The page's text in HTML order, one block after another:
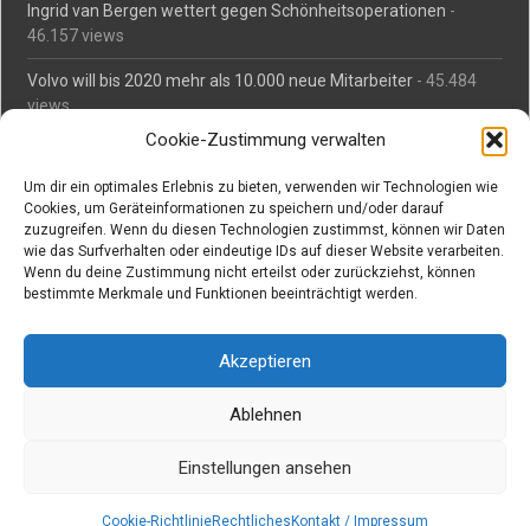
Cookie-Zustimmung verwalten
Um dir ein optimales Erlebnis zu bieten, verwenden wir Technologien wie
Cookies, um Geräteinformationen zu speichern und/oder darauf
zuzugreifen. Wenn du diesen Technologien zustimmst, können wir Daten
wie das Surfverhalten oder eindeutige IDs auf dieser Website verarbeiten.
Wenn du deine Zustimmung nicht erteilst oder zurückziehst, können
bestimmte Merkmale und Funktionen beeinträchtigt werden.
Akzeptieren
Ablehnen
Einstellungen ansehen
Cookie-RichtlinieRechtliches Kontakt / Impressum
Ingrid van Bergen wettert gegen Schönheitsoperationen -
46.157 views
Volvo will bis 2020 mehr als 10.000 neue Mitarbeiter - 45.484
views
Mäßiges Interesse an Daimlers MBtech- 44.713 views
O-Ton: Wer muss Schaden für abgedriftete Silvesterraketen
zahlen? - 42.367 views
Kollegengespräch: Urteile zum Grillen- 42.060 views
Suchen bei Vorabs